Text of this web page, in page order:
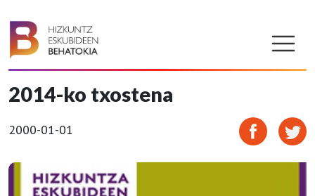
2014-ko txostena
2000-01-01